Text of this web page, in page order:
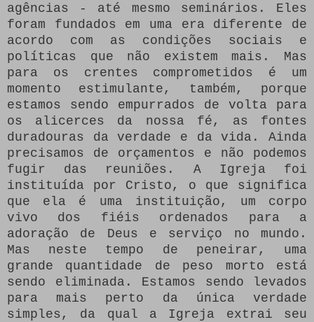
agências - até mesmo seminários.
Eles
foram fundados em uma era diferente de
acordo com as condições sociais e
políticas que não existem mais.
Mas
para os crentes comprometidos é um
momento estimulante, também, porque
estamos sendo empurrados de volta para
os alicerces da nossa fé, as fontes
duradouras da verdade e da vida.
Ainda
precisamos de orçamentos e não podemos
fugir das reuniões.
A Igreja foi
instituída por Cristo, o que significa
que ela é uma instituição, um corpo
vivo dos fiéis ordenados para a
adoração de Deus e serviço no mundo.
Mas neste tempo de peneirar, uma
grande quantidade de peso morto está
sendo eliminada.
Estamos sendo levados
para mais perto da única verdade
simples, da qual a Igreja extrai seu